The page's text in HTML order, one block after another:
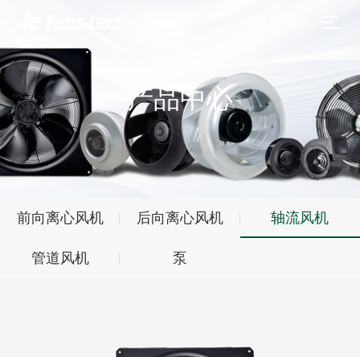
产品中心
前向离心风机 后向离心风机 轴流风机
管道风机 泵